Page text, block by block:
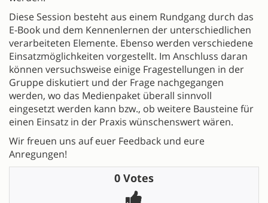
Diese Session besteht aus einem Rundgang durch das
E-Book und dem Kennenlernen der unterschiedlichen
verarbeiteten Elemente. Ebenso werden verschiedene
Einsatzmöglichkeiten vorgestellt. Im Anschluss daran
können versuchsweise einige Fragestellungen in der
Gruppe diskutiert und der Frage nachgegangen
werden, wo das Medienpaket überall sinnvoll
eingesetzt werden kann bzw., ob weitere Bausteine für
einen Einsatz in der Praxis wünschenswert wären.
Wir freuen uns auf euer Feedback und eure
Anregungen!
0 Votes